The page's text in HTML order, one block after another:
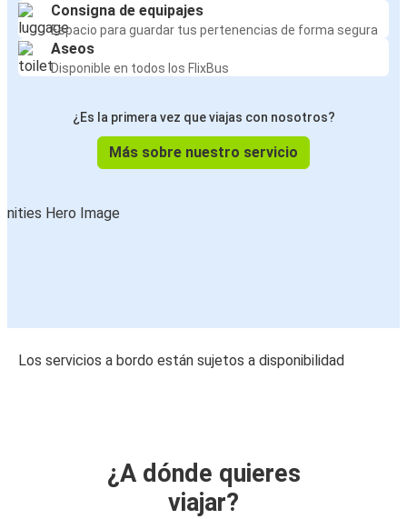
Consigna de equipajes
Espacio para guardar tus pertenencias de forma segura
Aseos
Disponible en todos los FlixBus
¿Es la primera vez que viajas con nosotros?
Más sobre nuestro servicio
Los servicios a bordo están sujetos a disponibilidad
¿A dónde quieres
viajar?